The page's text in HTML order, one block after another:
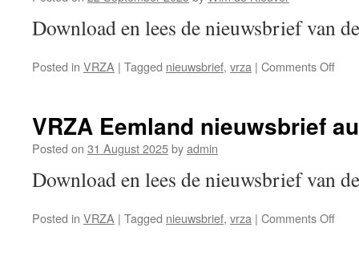
Download en lees de nieuwsbrief van
Posted in VRZA | Tagged nieuwsbrief, vrza | Comments Offon
VRZA Eemland nieuwsbrief
Posted on 31 August 2025byadmin
Download en lees de nieuwsbrief van
Posted in VRZA | Tagged nieuwsbrief, vrza | Comments Offon